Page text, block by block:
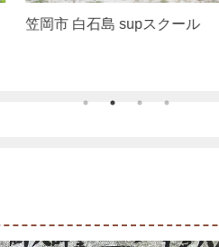
古代の丘スポーツ公園の百本